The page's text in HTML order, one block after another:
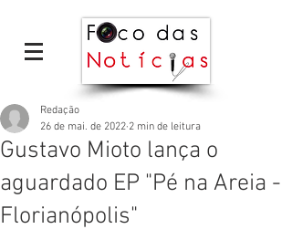
Gustavo Mioto lança o
aguardado EP "Pé na Areia -
Florianópolis"
Redação
26 de mai. de 2022 2 min de leitura